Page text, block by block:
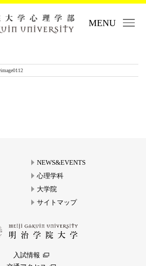
MENU
image0112
NEWS&EVENTS
心理学科
大学院
サイトマップ
入試情報